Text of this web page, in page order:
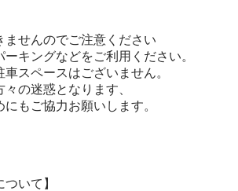
ませんのでご注意ください
キングなどをご利用ください。
スペースはございません。
の迷惑となります、
もご協力お願いします。
いて】